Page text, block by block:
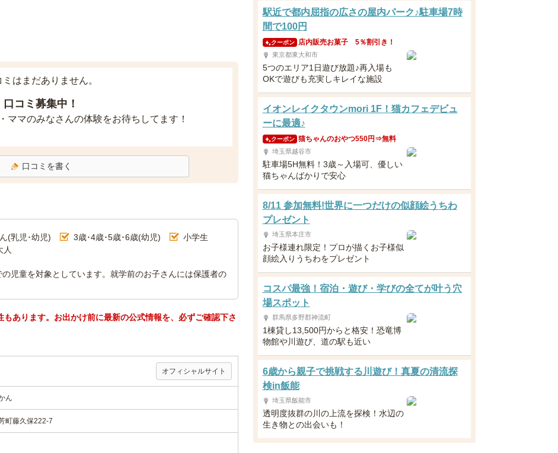
ミはまだありません。
口コミ募集中！
ママのみなさんの体験をお待ちしてます！
口コミを書く
(乳児･幼児) 3歳･4歳･5歳･6歳(幼児)
小学生
人
児童を対象としています。就学前のお子さんには保護者の
あります。お出かけ前に最新の公式情報を、必ずご確認下さ
オフィシャルサイト
ん
町藤久保222-7
駅近で都内屈指の広さの屋内パーク♪駐車場7時
間で100円
クーポン 店内販売お菓子 5％割引き！
東京都東大和市
5つのエリア1日遊び放題♪再入場も
OKで遊びも充実しキレイな施設
イオンレイクタウンmori 1F！猫カフェデビュ
ーに最適♪
クーポン 猫ちゃんのおやつ550円⇒無料
埼玉県越谷市
駐車場5H無料！3歳～入場可、優しい
猫ちゃんばかりで安心
8/11 参加無料!世界に一つだけの似顔絵うちわ
プレゼント
埼玉県本庄市
お子様連れ限定！プロが描くお子様似
顔絵入りうちわをプレゼント
コスパ最強！宿泊・遊び・学びの全てが叶う穴
場スポット
群馬県多野郡神流町
1棟貸し13,500円からと格安！恐竜博
物館や川遊び、道の駅も近い
6歳から親子で挑戦する川遊び！真夏の清流探
検in飯能
埼玉県飯能市
透明度抜群の川の上流を探検！水辺の
生き物との出会いも！